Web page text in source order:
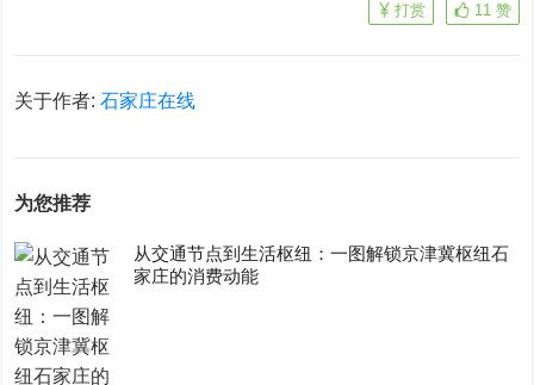
11 赞
打赏
关于作者:石家庄在线
为您推荐
从交通节点到生活枢纽：一图解锁京津冀枢纽石
家庄的消费动能